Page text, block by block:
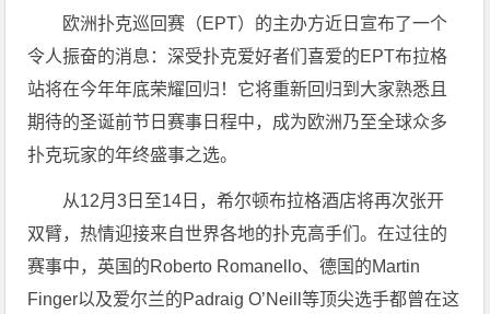
欧洲扑克巡回赛（EPT）的主办方近日宣布了一个
令人振奋的消息：深受扑克爱好者们喜爱的EPT布拉格
站将在今年年底荣耀回归！它将重新回归到大家熟悉且
期待的圣诞前节日赛事日程中，成为欧洲乃至全球众多
扑克玩家的年终盛事之选。
从12月3日至14日，希尔顿布拉格酒店将再次张开
双臂，热情迎接来自世界各地的扑克高手们。在过往的
赛事中，英国的Roberto Romanello、德国的Martin
Finger以及爱尔兰的Padraig O’Neill等顶尖选手都曾在这